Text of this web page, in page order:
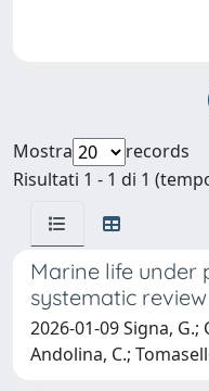
Mostra
records
Risultati 1 - 1 di 1
Marine life under
systematic
2026-01-09 Signa, G.;
Andolina, C.;